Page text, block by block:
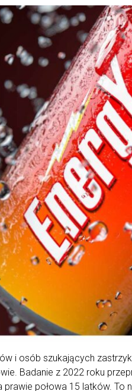
i osób szukających
Badanie z 2022 roku
połowa 15 latków. To